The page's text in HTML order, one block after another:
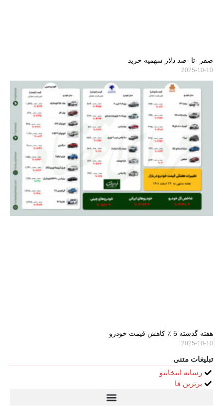
صفر -تا -صد دلار سهمیه خرید
2025-10-10
هفته گذشته 5 ٪ کاهش قیمت خودرو
2025-10-10
تبلیغات متنی
رسانه انتخابتو
برترین فا